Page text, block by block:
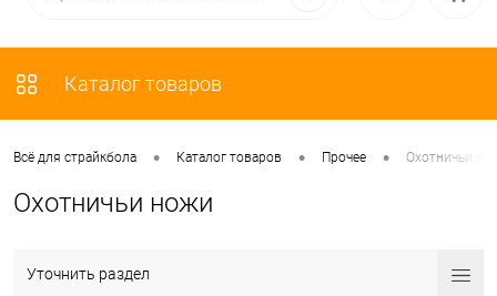
Каталог товаров
Всё для страйкбола • Каталог товаров • Прочее • Охотничьи
Охотничьи ножи
Уточнить раздел